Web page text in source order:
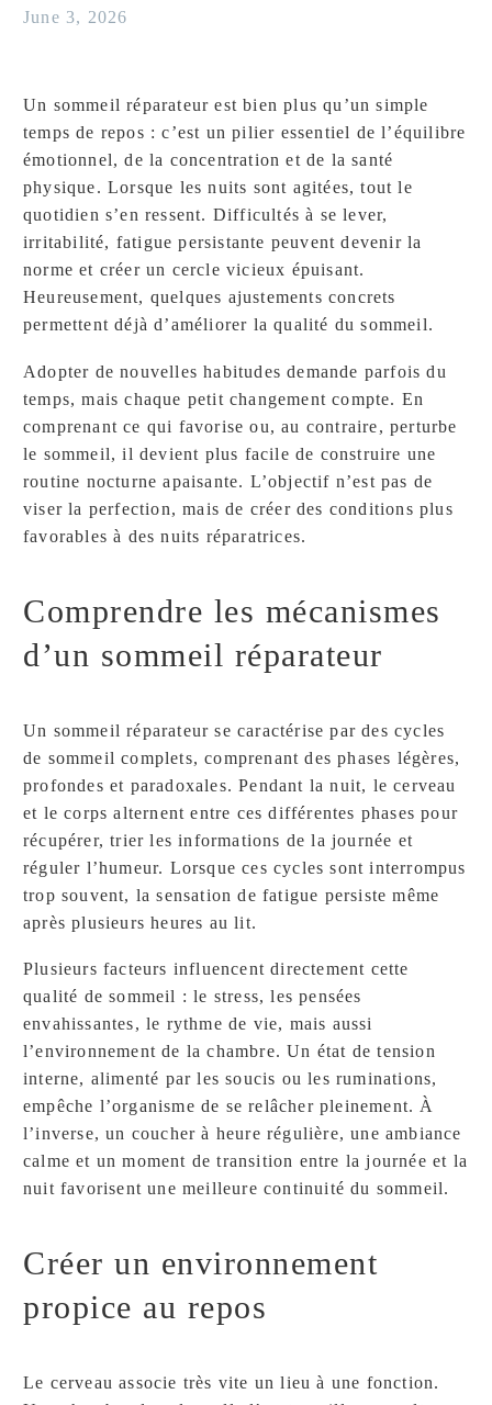
June 3, 2026
Un sommeil réparateur est bien plus qu’un simple
temps de repos : c’est un pilier essentiel de l’équilibre
émotionnel, de la concentration et de la santé
physique. Lorsque les nuits sont agitées, tout le
quotidien s’en ressent. Difficultés à se lever,
irritabilité, fatigue persistante peuvent devenir la
norme et créer un cercle vicieux épuisant.
Heureusement, quelques ajustements concrets
permettent déjà d’améliorer la qualité du sommeil.
Adopter de nouvelles habitudes demande parfois du
temps, mais chaque petit changement compte. En
comprenant ce qui favorise ou, au contraire, perturbe
le sommeil, il devient plus facile de construire une
routine nocturne apaisante. L’objectif n’est pas de
viser la perfection, mais de créer des conditions plus
favorables à des nuits réparatrices.
Comprendre les mécanismes
d’un sommeil réparateur
Un sommeil réparateur se caractérise par des cycles
de sommeil complets, comprenant des phases légères,
profondes et paradoxales. Pendant la nuit, le cerveau
et le corps alternent entre ces différentes phases pour
récupérer, trier les informations de la journée et
réguler l’humeur. Lorsque ces cycles sont interrompus
trop souvent, la sensation de fatigue persiste même
après plusieurs heures au lit.
Plusieurs facteurs influencent directement cette
qualité de sommeil : le stress, les pensées
envahissantes, le rythme de vie, mais aussi
l’environnement de la chambre. Un état de tension
interne, alimenté par les soucis ou les ruminations,
empêche l’organisme de se relâcher pleinement. À
l’inverse, un coucher à heure régulière, une ambiance
calme et un moment de transition entre la journée et la
nuit favorisent une meilleure continuité du sommeil.
Créer un environnement
propice au repos
Le cerveau associe très vite un lieu à une fonction.